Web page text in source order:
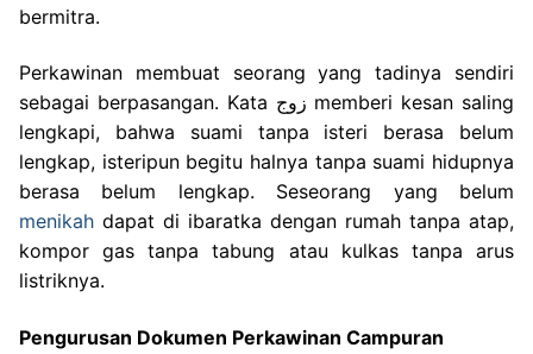
bermitra.
Perkawinan membuat seorang yang tadinya sendiri
sebagai berpasangan. Kata زوج memberi kesan saling
lengkapi, bahwa suami tanpa isteri berasa belum
lengkap, isteripun begitu halnya tanpa suami hidupnya
berasa belum lengkap. Seseorang yang belum
menikah dapat di ibaratka dengan rumah tanpa atap,
kompor gas tanpa tabung atau kulkas tanpa arus
listriknya.
Pengurusan Dokumen Perkawinan Campuran